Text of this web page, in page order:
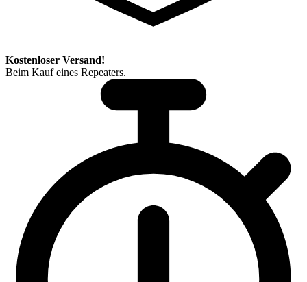
Kostenloser Versand!
Beim Kauf eines Repeaters.